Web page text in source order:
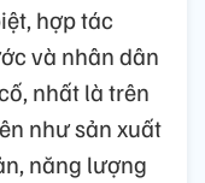
hợp tác
và nhân dân
nhất là trên
như sản xuất
năng lượng